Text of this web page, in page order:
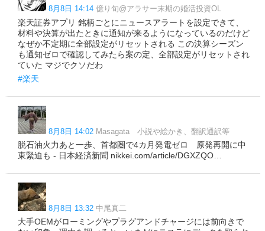
8月8日 14:14 億り旬@アラサー末期の婚活投資OL
楽天証券アプリ 銘柄ごとにニュースアラートを設定できて、
材料や決算が出たときに通知が来るようになっているのだけど
なぜか不定期に全部設定がリセットされる この決算シーズン
も通知ゼロで確認してみたら案の定、全部設定がリセットされ
ていた マジでクソだわ
#楽天
8月8日 14:02 Masagata 小説や絵かき、翻訳通訳等
脱石油火力あと一歩、首都圏で4カ月発電ゼロ 原発再開に中
東緊迫も - 日本経済新聞 nikkei.com/article/DGXZQO…
8月8日 13:32 中尾真二
大手OEMがローミングやプラグアンドチャージには前向きで